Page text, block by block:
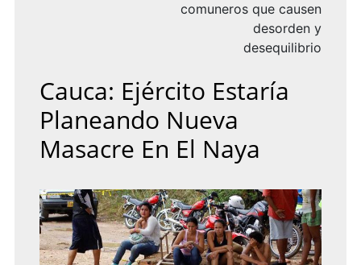
comuneros que causen
desorden y
desequilibrio
Cauca: Ejército Estaría
Planeando Nueva
Masacre En El Naya